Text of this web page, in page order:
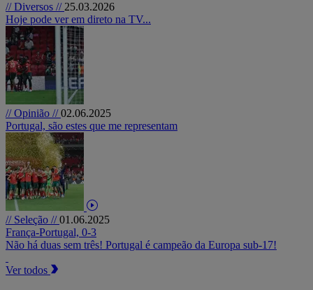
// Diversos // 25.03.2026
Hoje pode ver em direto na TV...
// Opinião //02.06.2025
Portugal, são estes que me representam
// Seleção //01.06.2025
França-Portugal, 0-3
Não há duas sem três! Portugal é campeão da Europa sub-17!
Ver todos